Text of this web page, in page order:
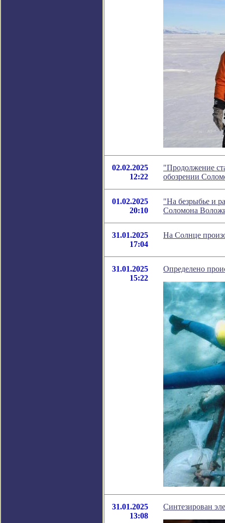
02.02.2025
12:22
"Продолжение
обозрении
01.02.2025
20:10
"На безрыбье и
Соломона
31.01.2025
17:04
На Солнце
31.01.2025
15:22
Определено
31.01.2025
13:08
Синтезирован